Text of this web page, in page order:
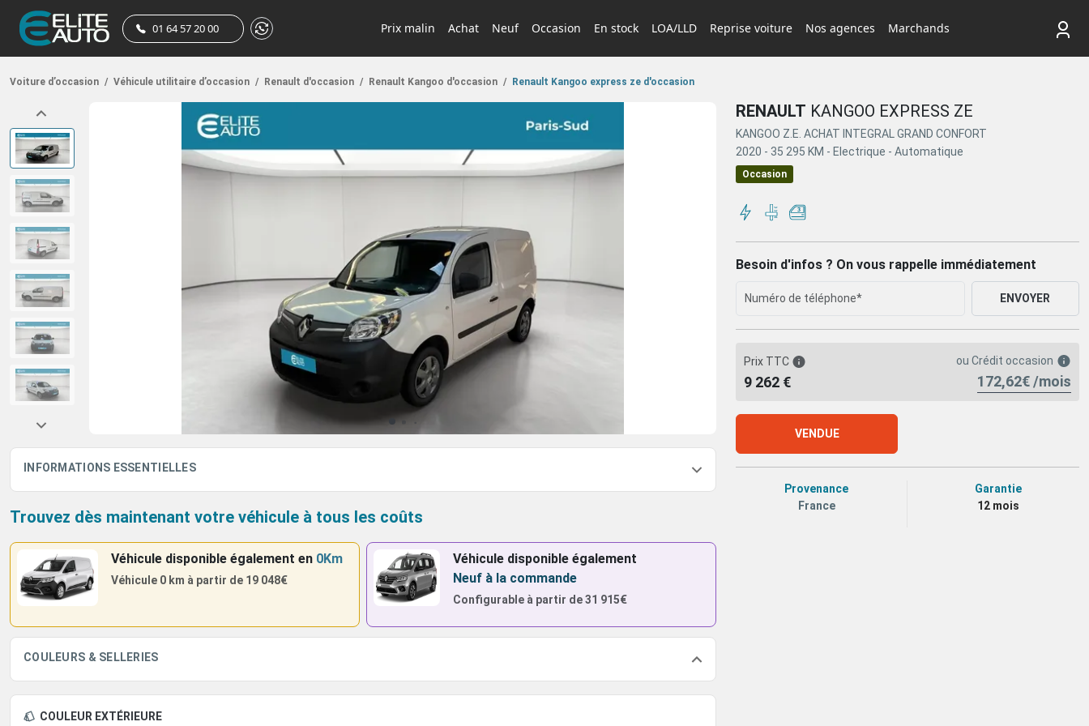
01 64 57 20 00 Prix malin Achat Neuf Occasion En stock LOA/LLD Reprise voiture Nos agences Marchands
Voiture d’occasion / Véhicule utilitaire d’occasion / Renault d'occasion / Renault Kangoo d'occasion / Renault Kangoo express ze d'occasion
INFORMATIONS ESSENTIELLES
Trouvez dès maintenant votre véhicule à tous les coûts
Véhicule disponible également en 0Km
Véhicule 0 km à partir de 19 048€
Véhicule disponible également
Neuf à la commande
Configurable à partir de31 915€
COULEURS & SELLERIES
COULEUR EXTÉRIEURE
RENAULT KANGOO EXPRESS ZE
KANGOO Z.E. ACHAT INTEGRAL GRAND CONFORT
2020 - 35 295 KM - Electrique - Automatique
Occasion
Besoin d'infos ? On vous rappelle immédiatement
ENVOYER
Prix TTC
9 262 €
ou Crédit occasion
172,62€ /mois
VENDUE
Provenance
France
Garantie
12 mois